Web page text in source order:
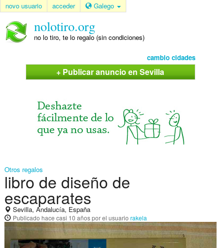
novo usuario acceder Galego
nolotiro.org
no lo tiro, te lo regalo (sin condiciones)
cambio cidades
+ Publicar anuncio en Sevilla
Otros regalos
libro de diseño de
escaparates
Sevilla, Andalucía, España
Publicado hace casi 10 añospor el usuario rakela